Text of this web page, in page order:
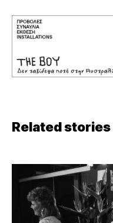
Related stories